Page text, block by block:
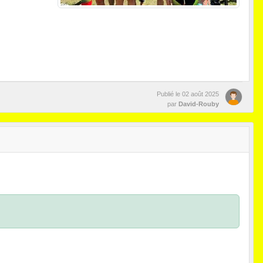
Publié le 02 août 2025
par David-Rouby